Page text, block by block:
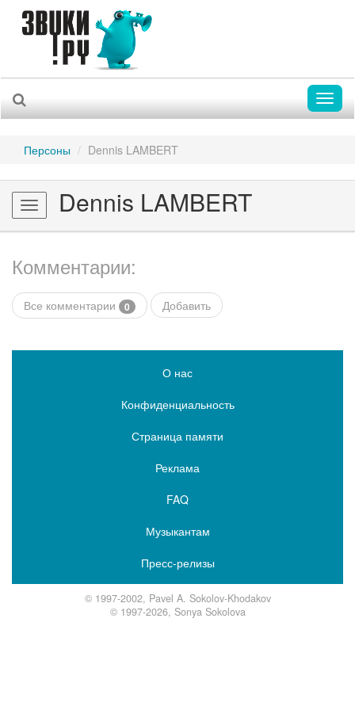
Персоны Dennis LAMBERT
Toggle
navigation
Dennis LAMBERT
Комментарии:
Все комментарии 0 Добавить
О нас
Конфиденциальность
Страница памяти
Реклама
FAQ
Музыкантам
Пресс-релизы
© 1997-2002, Pavel A. Sokolov-Khodakov
© 1997-2026, Sonya Sokolova